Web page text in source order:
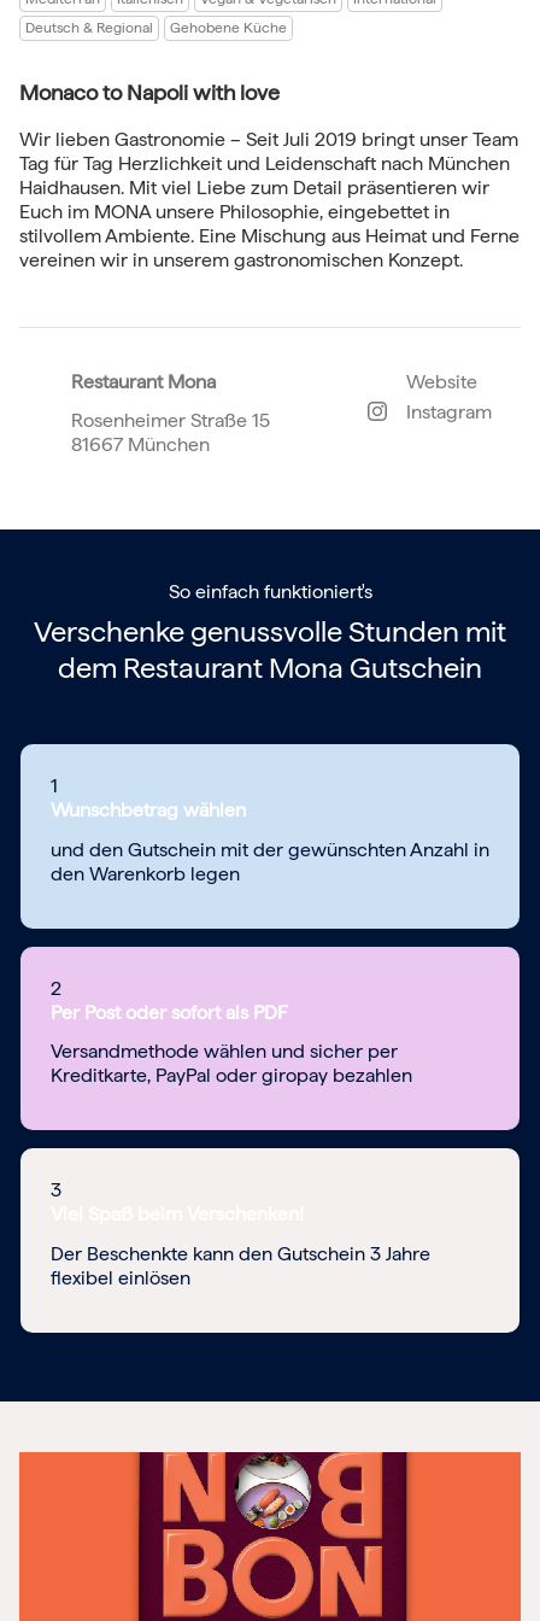
Deutsch & Regional
Gehobene Küche
Monaco to Napoli with love
Wir lieben Gastronomie – Seit Juli 2019 bringt unser Team
Tag für Tag Herzlichkeit und Leidenschaft nach München
Haidhausen. Mit viel Liebe zum Detail präsentieren wir
Euch im MONA unsere Philosophie, eingebettet in
stilvollem Ambiente. Eine Mischung aus Heimat und Ferne
vereinen wir in unserem gastronomischen Konzept.
Restaurant Mona
Rosenheimer Straße 15
81667 München
Website
Instagram
So einfach funktioniert's
Verschenke genussvolle Stunden mit
dem Restaurant Mona Gutschein
1
Wunschbetrag wählen
und den Gutschein mit der gewünschten Anzahl in
den Warenkorb legen
2
Per Post oder sofort als PDF
Versandmethode wählen und sicher per
Kreditkarte, PayPal oder giropay bezahlen
3
Der Beschenkte kann den Gutschein 3 Jahre
flexibel einlösen